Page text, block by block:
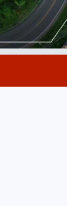
2025